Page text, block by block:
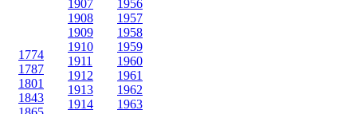
1774
1787
1801
1843
1907
1908
1909
1910
1911
1912
1913
1914
1956
1957
1958
1959
1960
1961
1962
1963